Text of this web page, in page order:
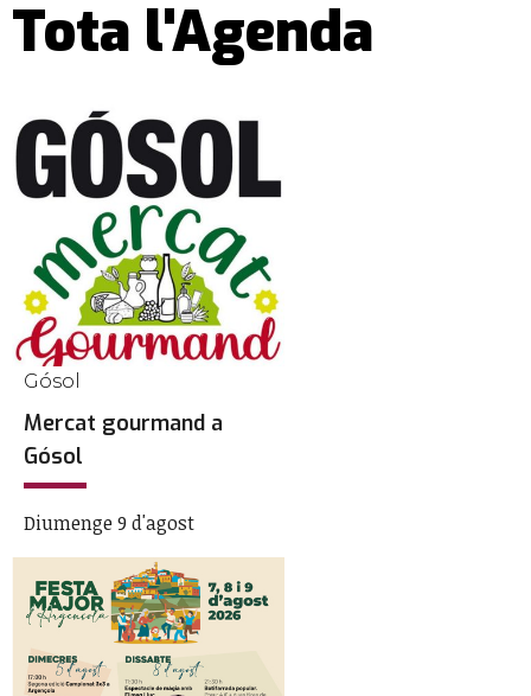
Tota l'Agenda
Gósol
Mercat gourmand a
Gósol
Diumenge 9 d'agost